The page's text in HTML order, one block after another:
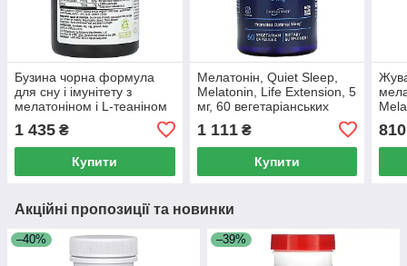
Бузина чорна формула
для сну і імунітету з
мелатоніном і L-теаніном
Nature's Way (Sambucus
Sleep + Immune with
Melatonin &
1 435 ₴
Купити
Мелатонін, Quiet Sleep,
Melatonin, Life Extension, 5
мг, 60 вегетаріанських
1 111₴
Купити
штук
810
Акційні пропозиції та новинки
–40% –39%